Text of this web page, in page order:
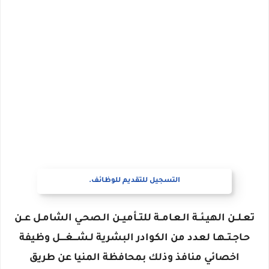
التسجيل للتقديم للوظائف.
تعـلــن الهيـئــة الـعـامــة للتــأميــن الـصحـي الشامـل عــن
حـاجـتــهـا لعدد من الكوادر البشرية لـشـــغــــل وظيفة
اخصائي منافذ وذلك بمحافظة المنيا عن طريق